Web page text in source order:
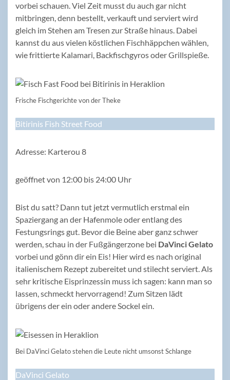
vorbei schauen. Viel Zeit musst du auch gar nicht
mitbringen, denn bestellt, verkauft und serviert wird
gleich im Stehen am Tresen zur Straße hinaus. Dabei
kannst du aus vielen köstlichen Fischhäppchen wählen,
wie frittierte Kalamari, Backfischgyros oder Grillspieße.
Frische Fischgerichte von der Theke
Bitirinis Fish Street Food
Adresse: Karterou 8
geöffnet von 12:00 bis 24:00 Uhr
Bist du satt? Dann tut jetzt vermutlich erstmal ein
Spaziergang an der Hafenmole oder entlang des
Festungsrings gut. Bevor die Beine aber ganz schwer
werden, schau in der Fußgängerzone bei DaVinci Gelato
vorbei und gönn dir ein Eis! Hier wird es nach original
italienischem Rezept zubereitet und stilecht serviert. Als
sehr kritische Eisprinzessin muss ich sagen: kann man so
lassen, schmeckt hervorragend! Zum Sitzen lädt
übrigens der ein oder andere Sockel ein.
Bei DaVinci Gelato stehen die Leute nicht umsonst Schlange
DaVinci Gelato